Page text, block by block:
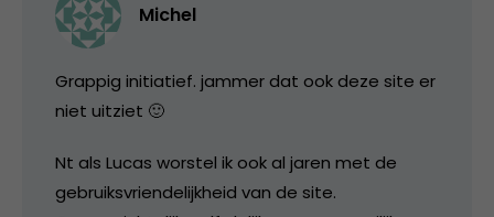
Michel
Grappig initiatief. jammer dat ook deze site er
niet uitziet 🙂
Nt als Lucas worstel ik ook al jaren met de
gebruiksvriendelijkheid van de site.